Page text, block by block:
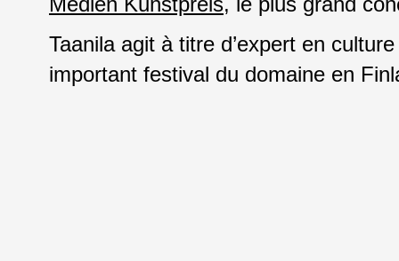
Taanila agit à titre d’expert en
important festival du domaine en